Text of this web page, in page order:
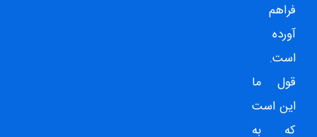
فراهم
آورده
است.
قول ما
این است
که به